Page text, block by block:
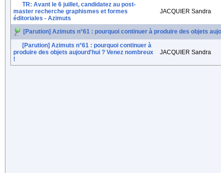
TR: Avant le 6 juillet, candidatez au post-
master recherche graphismes et formes
éditoriales - Azimuts
JACQUIER Sandra
[Parution] Azimuts n°61 : pourquoi continuer à produire des objets
[Parution] Azimuts n°61 : pourquoi continuer à
produire des objets aujourd'hui ? Venez nombreux
!
JACQUIER Sandra